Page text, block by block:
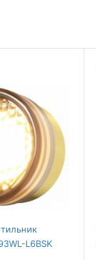
L6BSK